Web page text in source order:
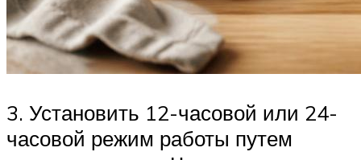
3. Установить 12-часовой или 24-
часовой режим работы путем